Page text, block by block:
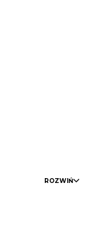
ROZWIŃ